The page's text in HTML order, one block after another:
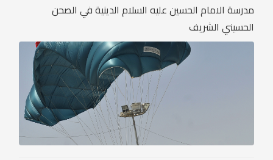
مدرسة الامام الحسين عليه السلام الدينية في الصحن
الحسيني الشريف